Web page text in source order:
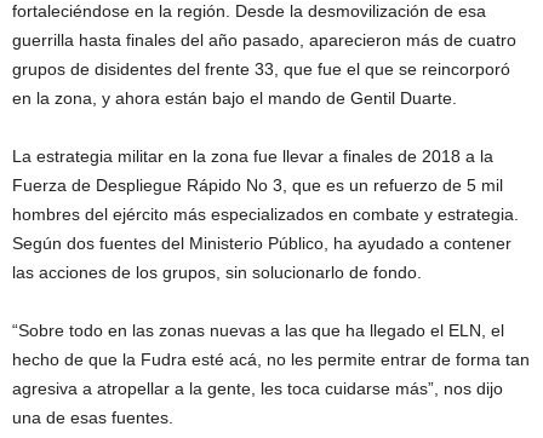
fortaleciéndose en la región. Desde la desmovilización de esa
guerrilla hasta finales del año pasado, aparecieron más de cuatro
grupos de disidentes del frente 33, que fue el que se reincorporó
en la zona, y ahora están bajo el mando de Gentil Duarte.
La estrategia militar en la zona fue llevar a finales de 2018 a la
Fuerza de Despliegue Rápido No 3, que es un refuerzo de 5 mil
hombres del ejército más especializados en combate y estrategia.
Según dos fuentes del Ministerio Público, ha ayudado a contener
las acciones de los grupos, sin solucionarlo de fondo.
“Sobre todo en las zonas nuevas a las que ha llegado el ELN, el
hecho de que la Fudra esté acá, no les permite entrar de forma tan
agresiva a atropellar a la gente, les toca cuidarse más”, nos dijo
una de esas fuentes.